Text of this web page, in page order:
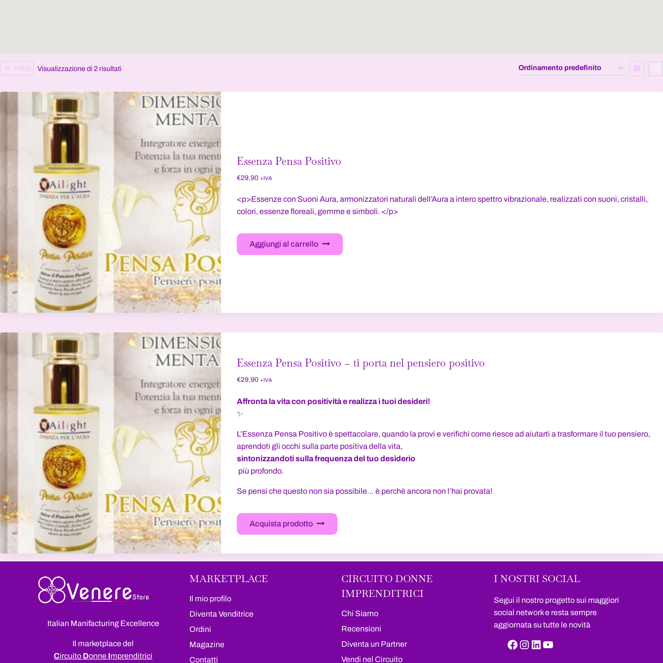
Filtro Visualizzazione di 2 risultati
Essenza Pensa Positivo
€29,90 +IVA
<p>Essenze con Suoni Aura, armonizzatori naturali dell’Aura a intero spettro vibrazionale, realizzati con suoni, cristalli,
colori, essenze floreali, gemme e simboli. </p>
Aggiungi al carrello
Essenza Pensa Positivo – ti porta nel pensiero positivo
€29,90 +IVA
Affronta la vita con positività e realizza i tuoi desideri!
✨
L’Essenza Pensa Positivo è spettacolare, quando la provi e verifichi come riesce ad aiutarti a trasformare il tuo pensiero,
aprendoti gli occhi sulla parte positiva della vita,
sintonizzandoti sulla frequenza del tuo desiderio
più profondo.
Se pensi che questo non sia possibile… è perchè ancora non l’hai provata!
Acquista prodotto
Italian Manifacturing Excellence
Il marketplace del
Circuito Donne mprenditrici
MARKETPLACE
Il mio profilo
Diventa Venditrice
Ordini
Magazine
Contatti
CIRCUITO DONNE
IMPRENDITRICI
Chi Siamo
Recensioni
Diventa un Partner
Vendi nel Circuito
I NOSTRI SOCIAL
Segui il nostro progetto sui maggiori
social network e resta sempre
aggiornata su tutte le novità
Facebook Instagram LinkedIn YouTube